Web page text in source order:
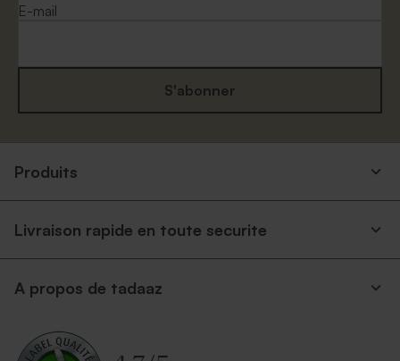
E-mail
S'abonner
Produits
Livraison rapide en toute securite
A propos de tadaaz